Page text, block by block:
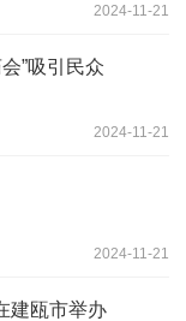
2024-11-21
”吸引民众
2024-11-21
2024-11-21
建瓯市举办